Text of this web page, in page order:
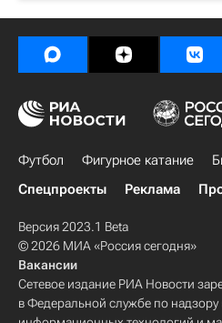
Футбол Фигурное катание
Спецпроекты
Реклама
Версия 2023.1 Beta
© 2026 МИА «Россия сегодня»
Вакансии
Сетевое издание РИА Новости
в Федеральной службе по надзору